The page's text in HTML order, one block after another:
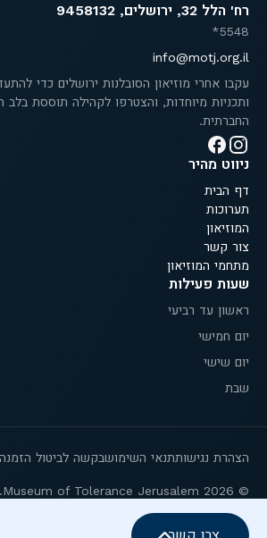
ניווט מהיר
דף הבית
תערוכות
המוזיאון
צור קשר
מתחמי המוזיאון
שעות פעילות
ראשון עד רביעי
יום חמישי
יום שישי
שבת
רח' הלל 32, ירושלים, 9458132
5548*
info@motj.org.il
עקבו אחרי מוזיאון הסובלנות ירושלים כדי
ותכניות מיוחדות, והצטרפו לקהילה תוססת בלב
החברתית.
הצהרת נגישותתנאי השימושבקשה לביטול הזמנה
© 2026 Museum of Tolerance Jerusalem. כל הזכיות שמורות.